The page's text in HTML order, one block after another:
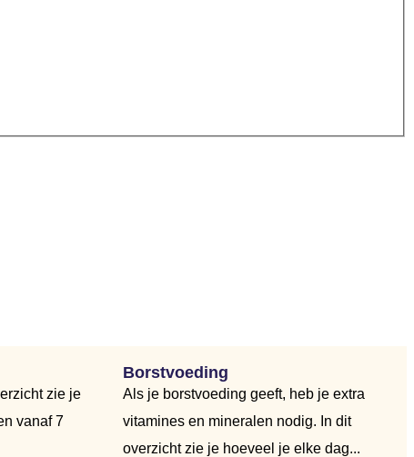
zie je
vanaf 7
Borstvoeding
Als je borstvoeding geeft, heb je extra
vitamines en mineralen nodig. In dit
overzicht zie je hoeveel je elke dag...